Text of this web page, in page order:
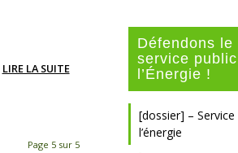
LIRE LA SUITE
Page 5 sur 5
Défendons le
service
l’Énergie !
[dossier] – Service
l’énergie